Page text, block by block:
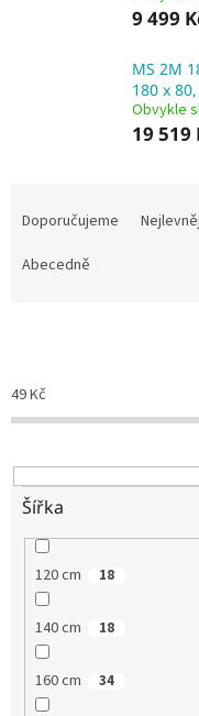
9 499
MS 2M
180 x
Obvykle
19 519
o
d
k
t
ů
Doporučujeme
Abecedně
49Kč
Šířka
120 cm 18
140 cm 18
160 cm 34